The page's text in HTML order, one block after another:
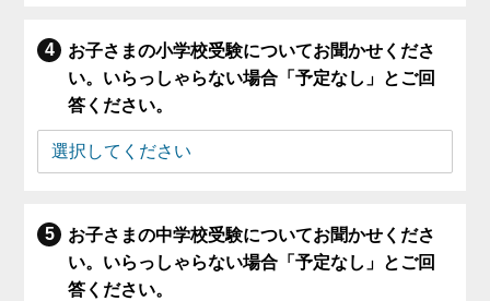
お子さまの小学校受験についてお聞かせくださ
い。いらっしゃらない場合「予定なし」とご回
答ください。
お子さまの中学校受験についてお聞かせくださ
い。いらっしゃらない場合「予定なし」とご回
答ください。